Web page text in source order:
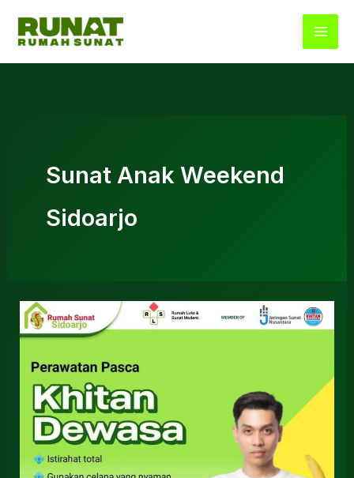
Sunat Anak Weekend
Sidoarjo
Sunat
Anak
Laki-
Laki
Sidoarjo